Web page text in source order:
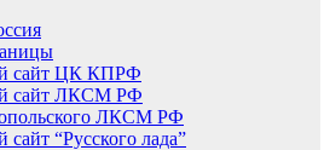
сайт ЦК КПРФ
сайт ЛКСМ РФ
ЛКСМ РФ
“Русского лада”